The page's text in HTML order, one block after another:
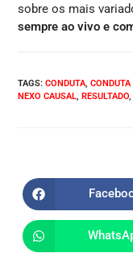
sobre os mais
sempre ao vivo e
TAGS:CONDUTA,
NEXO CAUSAL, RESULTADO,